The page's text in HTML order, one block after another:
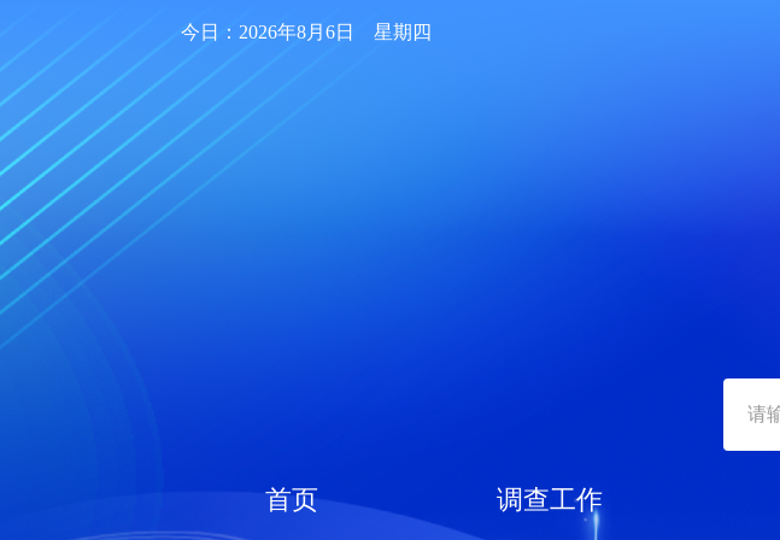
今日：2026年8月6日 星期四
首页 调查工作